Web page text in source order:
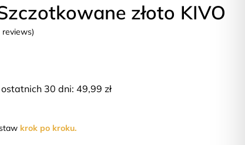
złoto KIVO
reviews)
ostatnich 30 dni:49,99zł
krok po kroku.